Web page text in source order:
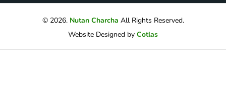
© 2026. Nutan Charcha All Rights Reserved.
Website Designed by Cotlas